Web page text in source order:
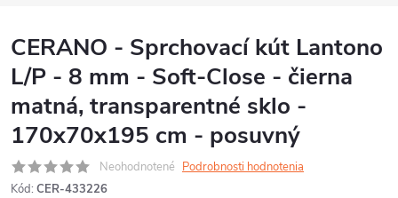
CERANO - Sprchovací kút Lantono
L/P - 8 mm - Soft-Close - čierna
matná, transparentné sklo -
170x70x195 cm - posuvný
Neohodnotené Podrobnosti hodnotenia
Kód: CER-433226